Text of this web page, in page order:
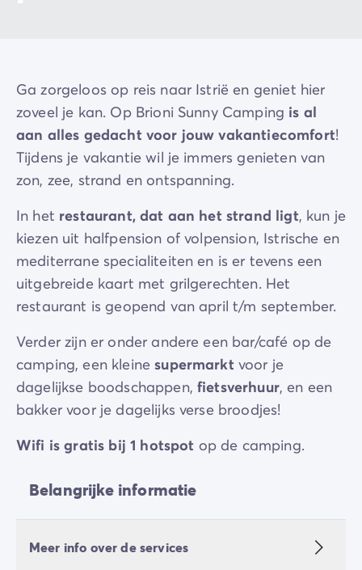
Ga zorgeloos op reis naar Istrië en geniet hier
zoveel je kan. Op Brioni Sunny Camping is al
aan alles gedacht voor jouw vakantiecomfort!
Tijdens je vakantie wil je immers genieten van
zon, zee, strand en ontspanning.
In het restaurant, dat aan het strand ligt, kun je
kiezen uit halfpension of volpension, Istrische en
mediterrane specialiteiten en is er tevens een
uitgebreide kaart met grilgerechten. Het
restaurant is geopend van april t/m september.
Verder zijn er onder andere een bar/café op de
camping, een kleinesupermarkt voor je
dagelijkse boodschappen,fietsverhuur, en een
bakker voor je dagelijks verse broodjes!
Wifi is gratis bij 1 hotspot op de camping.
Belangrijke informatie
Meer info over de services